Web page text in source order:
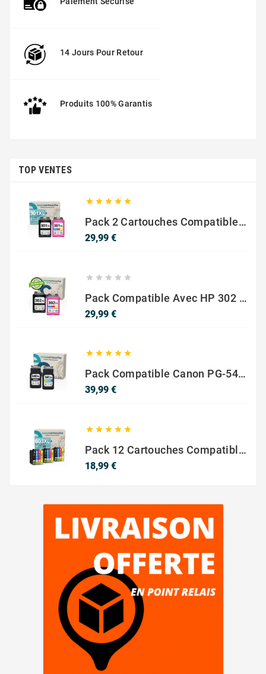
14 Jours Pour Retour
Produits 100% Garantis
TOP VENTES
    
Pack 2 Cartouches Compatible Avec HP 301 XL Noir Et Couleur
29,99 €Prix
    
Pack Compatible Avec HP 302 XL Noir Et Couleur - SANS NIVEAU ENCRE
29,99 €Prix
    
Pack Compatible Canon PG-540 XL / CL-541 XL – Noir & Couleur – Haute Capacité
39,99 €Prix
    
Pack 12 Cartouches Compatible EPSON 603XL
18,99 €Prix